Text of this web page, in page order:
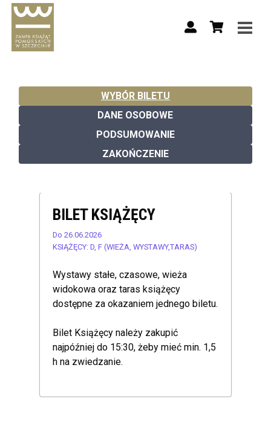
WYBÓR BILETU
DANE OSOBOWE
PODSUMOWANIE
ZAKOŃCZENIE
BILET KSIĄŻĘCY
Do 26.06.2026
KSIĄŻĘCY: D, F (WIEŻA, WYSTAWY,TARAS)
Wystawy stałe, czasowe, wieża
widokowa oraz taras książęcy
dostępne za okazaniem jednego biletu.
Bilet Książęcy należy zakupić
najpóźniej do 15:30, żeby mieć min. 1,5
h na zwiedzanie.